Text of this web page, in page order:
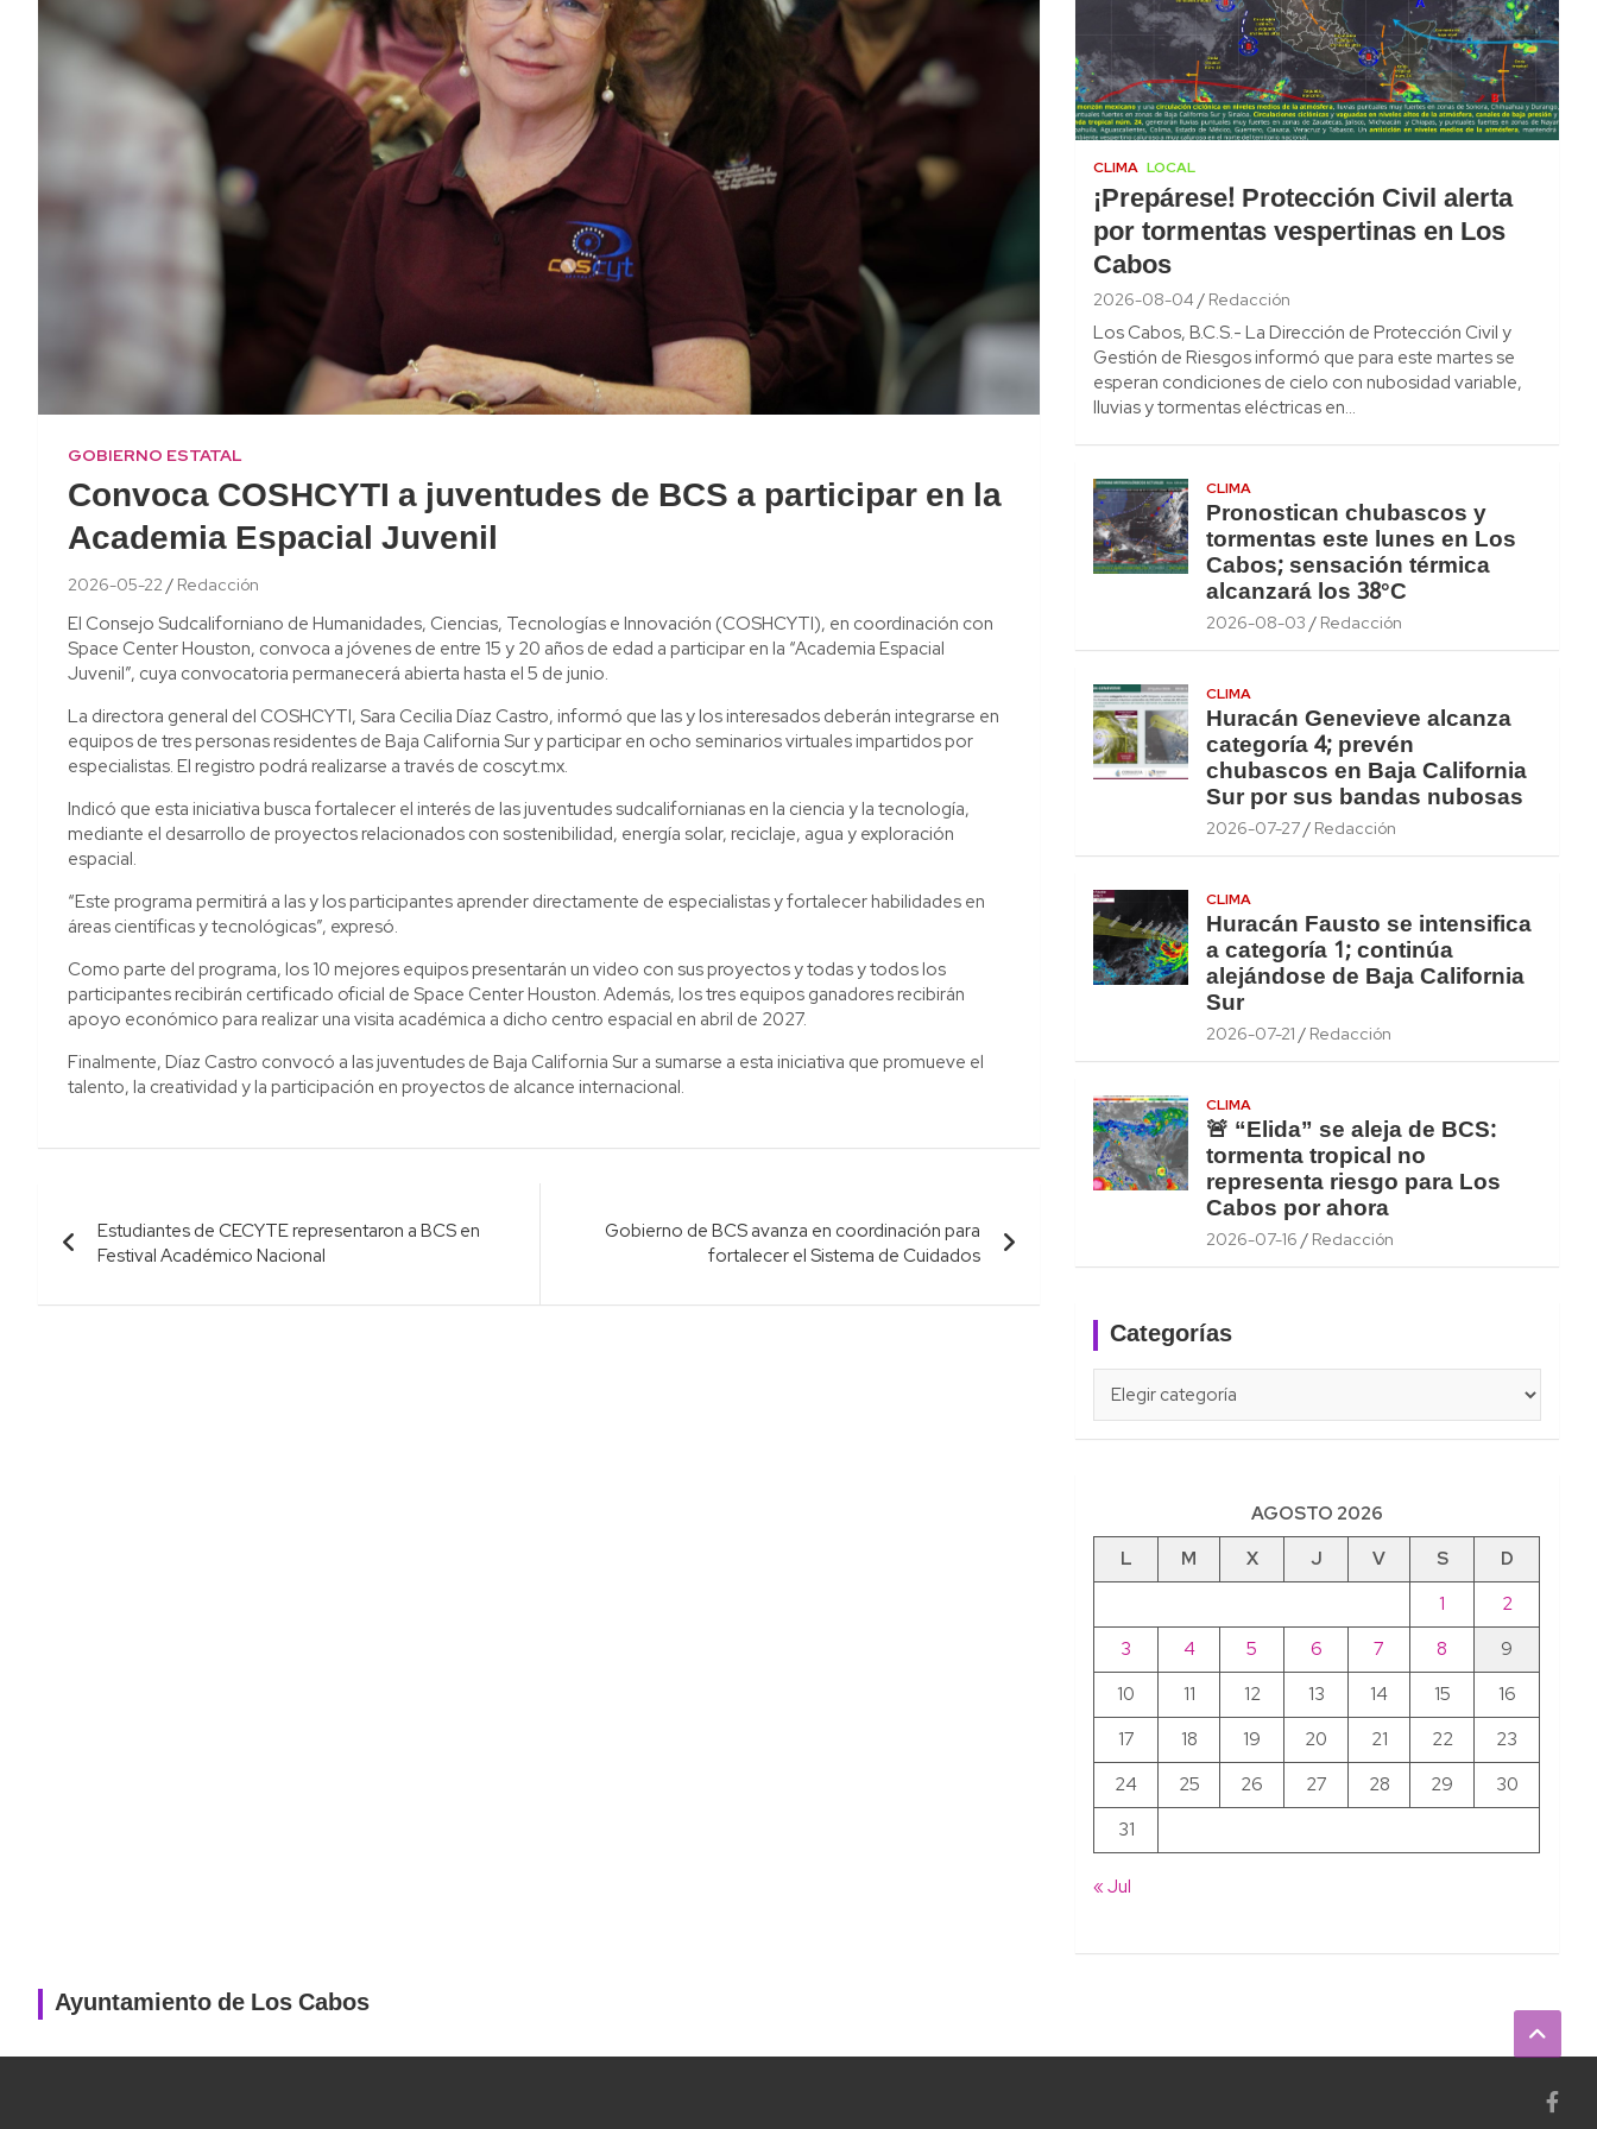
GOBIERNO ESTATAL
Convoca COSHCYTI a juventudes de BCS a participar en la
Academia Espacial Juvenil
2026-05-22 Redacción
El Consejo Sudcaliforniano de Humanidades, Ciencias, Tecnologías e Innovación (COSHCYTI), en coordinación con
Space Center Houston, convoca a jóvenes de entre 15 y 20 años de edad a participar en la “Academia Espacial
Juvenil”, cuya convocatoria permanecerá abierta hasta el 5 de junio.
La directora general del COSHCYTI, Sara Cecilia Díaz Castro, informó que las y los interesados deberán integrarse en
equipos de tres personas residentes de Baja California Sur y participar en ocho seminarios virtuales impartidos por
especialistas. El registro podrá realizarse a través de coscyt.mx.
Indicó que esta iniciativa busca fortalecer el interés de las juventudes sudcalifornianas en la ciencia y la tecnología,
mediante el desarrollo de proyectos relacionados con sostenibilidad, energía solar, reciclaje, agua y exploración
espacial.
“Este programa permitirá a las y los participantes aprender directamente de especialistas y fortalecer habilidades en
áreas científicas y tecnológicas”, expresó.
Como parte del programa, los 10 mejores equipos presentarán un video con sus proyectos y todas y todos los
participantes recibirán certificado oficial de Space Center Houston. Además, los tres equipos ganadores recibirán
apoyo económico para realizar una visita académica a dicho centro espacial en abril de 2027.
Finalmente, Díaz Castro convocó a las juventudes de Baja California Sur a sumarse a esta iniciativa que promueve el
talento, la creatividad y la participación en proyectos de alcance internacional.
Navegación
de
entradas
Estudiantes de CECYTE representaron a BCS en
Festival Académico Nacional
Gobierno de BCS avanza en coordinación para
fortalecer el Sistema de Cuidados
CLIMA LOCAL
¡Prepárese! Protección Civil alerta
por tormentas vespertinas en Los
Cabos
2026-08-04 Redacción
Los Cabos, B.C.S.- La Dirección de Protección Civil y
Gestión de Riesgos informó que para este martes se
esperan condiciones de cielo con nubosidad variable,
lluvias y tormentas eléctricas en…
CLIMA
Pronostican chubascos y
tormentas este lunes en Los
Cabos; sensación térmica
alcanzará los 38°C
2026-08-03 Redacción
CLIMA
Huracán Genevieve alcanza
categoría 4; prevén
chubascos en Baja California
Sur por sus bandas nubosas
2026-07-27 Redacción
CLIMA
Huracán Fausto se intensifica
a categoría 1; continúa
alejándose de Baja California
Sur
2026-07-21 Redacción
CLIMA
🚨 “Elida” se aleja de BCS:
tormenta tropical no
representa riesgo para Los
Cabos por ahora
2026-07-16 Redacción
Categorías
AGOSTO 2026
L
M X J V S
D
1
2
3
4 5 6 7 8
9
10
11 12 13 14 15
16
17
18 19 20 21 22
23
24
25 26 27 28 29
30
31
« Jul
Ayuntamiento de Los Cabos